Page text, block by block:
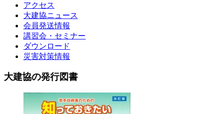
アクセス
大建協ニュース
会員発送情報
講習会・セミナー
ダウンロード
災害対策情報
大建協の発行図書